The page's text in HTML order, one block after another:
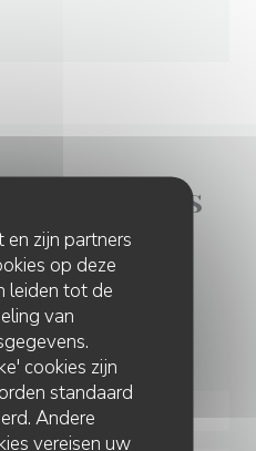
zijn partners
op deze
leiden tot de
van
cookies zijn
standaard
Andere
vereisen uw
MET ONS
ons opnemen?
formulier in!